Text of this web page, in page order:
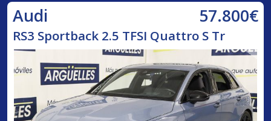
Audi 57.800€
RS3 Sportback 2.5 TFSI Quattro S Tr